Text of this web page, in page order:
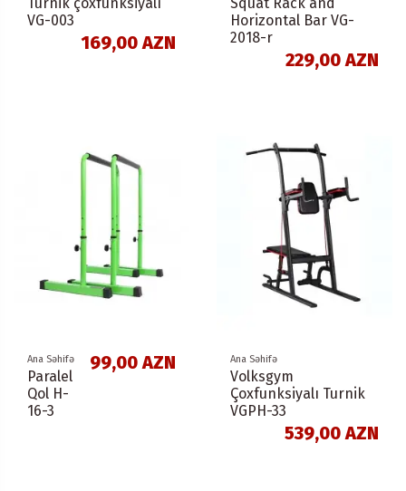
VG-003
169,00 AZN
Horizontal Bar VG-
2018-r
229,00 AZN
Ana Səhifə
Paralel
Qol H-
16-3
99,00 AZN Ana Səhifə
Volksgym
Çoxfunksiyalı Turnik
VGPH-33
539,00 AZN